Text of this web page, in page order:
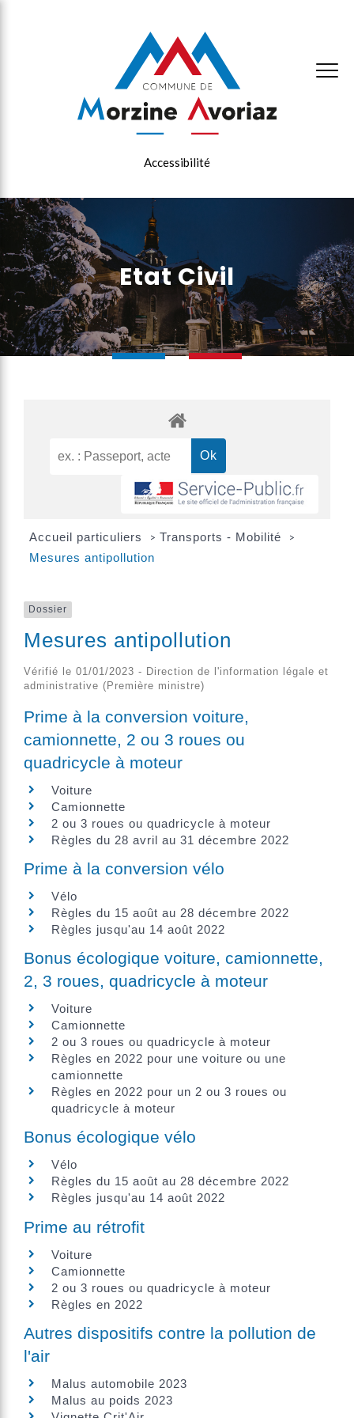
Accessibilité
Etat Civil
Accueil particuliers > Transports - Mobilité >
Mesures antipollution
Dossier
Mesures antipollution
Vérifié le 01/01/2023 - Direction de l'information légale et
administrative (Première ministre)
Prime à la conversion voiture,
camionnette, 2 ou 3 roues ou
quadricycle à moteur
Voiture
Camionnette
2 ou 3 roues ou quadricycle à moteur
Règles du 28 avril au 31 décembre 2022
Prime à la conversion vélo
Vélo
Règles du 15 août au 28 décembre 2022
Règles jusqu'au 14 août 2022
Bonus écologique voiture, camionnette,
2, 3 roues, quadricycle à moteur
Voiture
Camionnette
2 ou 3 roues ou quadricycle à moteur
Règles en 2022 pour une voiture ou une
camionnette
Règles en 2022 pour un 2 ou 3 roues ou
quadricycle à moteur
Bonus écologique vélo
Vélo
Règles du 15 août au 28 décembre 2022
Règles jusqu'au 14 août 2022
Prime au rétrofit
Voiture
Camionnette
2 ou 3 roues ou quadricycle à moteur
Règles en 2022
Autres dispositifs contre la pollution de
l'air
Malus automobile 2023
Malus au poids 2023